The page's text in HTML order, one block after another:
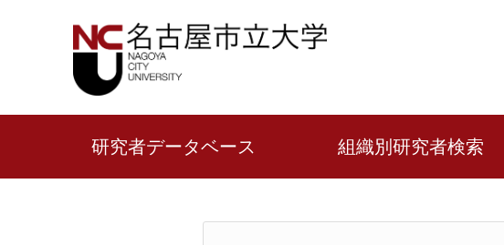
研究者データベース 組織別研究者検索